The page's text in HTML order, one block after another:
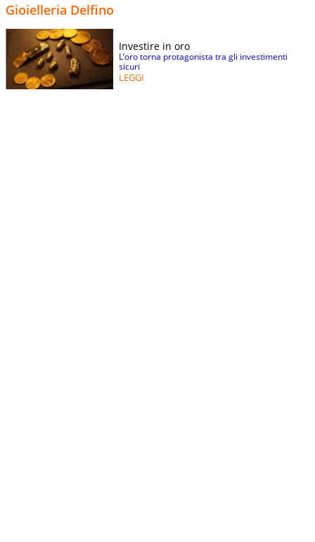
Gioielleria Delfino
Investire in oro
L’oro torna protagonista tra gli investimenti
sicuri
LEGGI